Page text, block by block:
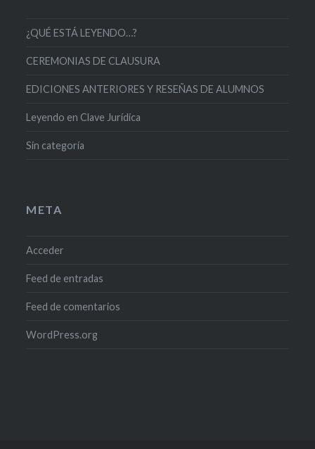
¿QUÉ ESTÁ LEYENDO…?
CEREMONIAS DE CLAUSURA
EDICIONES ANTERIORES Y RESEÑAS DE ALUMNOS
Leyendo en Clave Jurídica
Sin categoría
META
Acceder
Feed de entradas
Feed de comentarios
WordPress.org